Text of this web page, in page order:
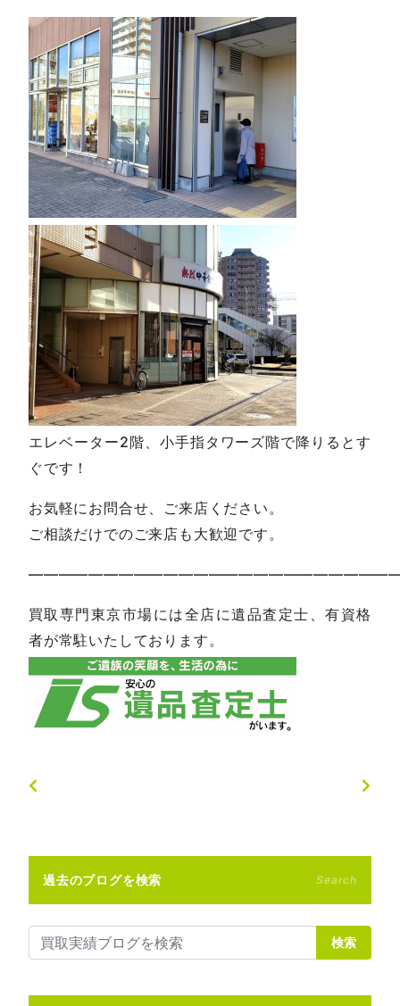
エレベーター2階、小手指タワーズ階で降りるとす
ぐです！
お気軽にお問合せ、ご来店ください。
ご相談だけでのご来店も大歓迎です。
買取専門東京市場には全店に遺品査定士、有資格
者が常駐いたしております。
過去のブログを検索 Search
検索